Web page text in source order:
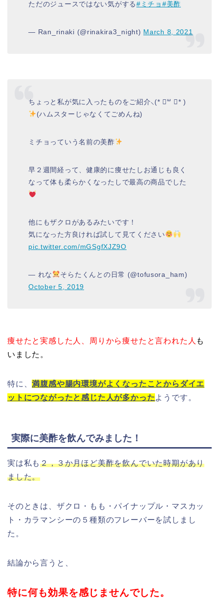
ただのジュースではない気がする#ミチョ #美酢
— Ran_rinaki (@rinakira3_night) March 8, 2021
ちょっと私が気に入ったものをご紹介⸜(* ॑꒳ ॑* )
(ハムスターじゃなくてごめんね)
ミチョっていう名前の美酢
早２週間経って、健康的に痩せたしお通じも良く
なって体も柔らかくなったしで最高の商品でした
他にもザクロがあるみたいです！
気になった方良ければ試して見てください
pic.twitter.com/mGSgfXJZ9O
— れな
そらたくんとの日常 (@tofusora_ham)
October 5, 2019
痩せたと実感した人、周りから痩せたと言われた人 も
いました。
特に、満腹感や腸内環境がよくなったことからダイエ
ットにつながったと感じた人が多かったようです。
実際に美酢を飲んでみました！
実は私も２，３か月ほど美酢を飲んでいた時期があり
ました。
そのときは、ザクロ・もも・パイナップル・マスカッ
ト・カラマンシーの５種類のフレーバーを試しまし
た。
結論から言うと、
特に何も効果を感じませんでした。